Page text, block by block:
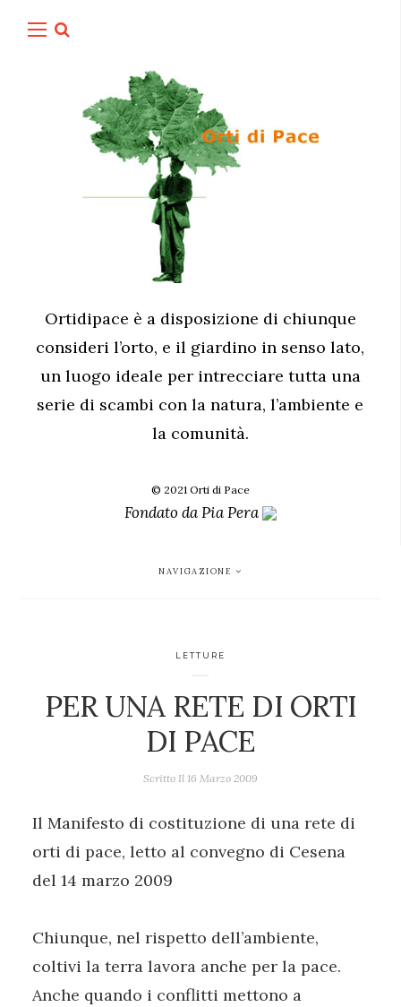
Ortidipace è a disposizione di chiunque
consideri l’orto, e il giardino in senso lato,
un luogo ideale per intrecciare tutta una
serie di scambi con la natura, l’ambiente e
la comunità.
© 2021 Orti di Pace
Fondato daPia Pera
NAVIGAZIONE
LETTURE
PER UNA RETE DI ORTI
DI PACE
Scritto Il 16 Marzo 2009
Il Manifesto di costituzione di una rete di
orti di pace, letto al convegno di Cesena
del 14 marzo 2009
Chiunque, nel rispetto dell’ambiente,
coltivi la terra lavora anche per la pace.
Anche quando i conflitti mettono a